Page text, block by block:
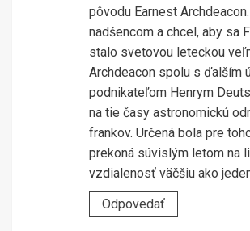
pôvodu Earnest
nadšencom a chcel, aby sa
stalo svetovou leteckou
Archdeacon spolu s ďalším
podnikateľom Henrym
na tie časy astronomickú
frankov. Určená bola pre
prekoná súvislým letom na
vzdialenosť väčšiu ako
Odpovedať